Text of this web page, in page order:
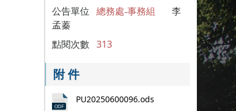
公告單位 總務處-事務組
李
孟蓁
點閱次數 313
附 件
PU20250600096.ods